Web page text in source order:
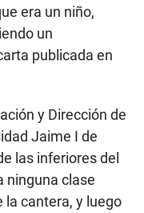
era un niño,
un
publicada en
y Dirección de
Jaime I de
las inferiores del
ninguna clase
la cantera, y luego